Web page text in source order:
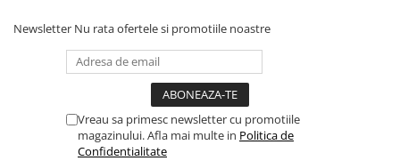
Newsletter Nu rata ofertele si promotiile noastre
Vreau sa primesc newsletter cu promotiile
magazinului. Afla mai multe in Politica de
Confidentialitate